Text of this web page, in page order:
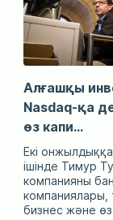
Алғашқы
Nasdaq-қа
өз капи...
Екі
ішінде Тимур
компанияны
компаниялары,
бизнес және